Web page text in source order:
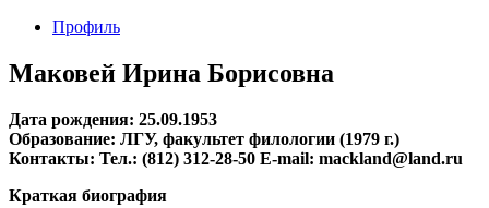
Профиль
Маковей Ирина Борисовна
Дата рождения: 25.09.1953
Образование: ЛГУ, факультет филологии (1979 г.)
Контакты: Тел.: (812) 312-28-50 Е-mail: mackland@land.ru
Краткая биография